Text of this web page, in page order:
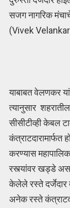
सजग नागरिक
(Vivek
याबाबत वेलणकर
त्यानुसार
सीसीटीव्ही केबल
करण्यास
रस्त्यांवर खड्डे
केलेले रस्ते
अनेक रस्ते